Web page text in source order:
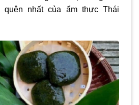
nhất của ẩm thực Thái